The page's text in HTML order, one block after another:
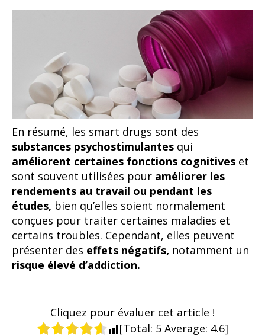
En résumé, les smart drugs sont des
substances psychostimulantes qui
améliorent certaines fonctions cognitives et
sont souvent utilisées pour améliorer les
rendements au travail ou pendant les
études, bien qu’elles soient normalement
conçues pour traiter certaines maladies et
certains troubles. Cependant, elles peuvent
présenter des effets négatifs, notamment un
risque élevé d’addiction.
Cliquez pour évaluer cet article !
[Total: 5 Average: 4.6]